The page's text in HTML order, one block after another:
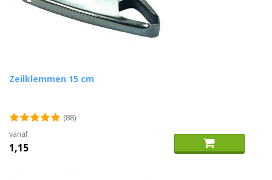
Zeilklemmen 15 cm
(88)
vanaf
1,15